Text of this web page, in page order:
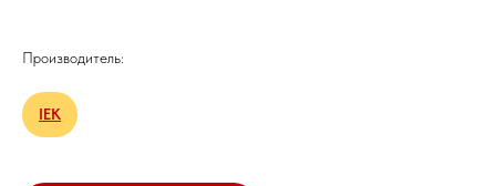
Производитель:
IEK